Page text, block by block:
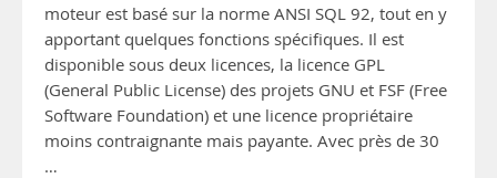
moteur est basé sur la norme ANSI SQL 92, tout en y
apportant quelques fonctions spécifiques. Il est
disponible sous deux licences, la licence GPL
(General Public License) des projets GNU et FSF (Free
Software Foundation) et une licence propriétaire
moins contraignante mais payante. Avec près de 30
…